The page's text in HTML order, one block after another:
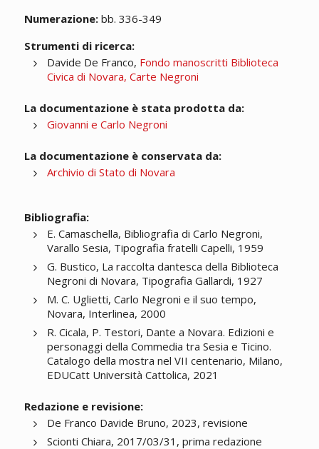
Numerazione:bb. 336-349
Strumenti di ricerca:
Davide De Franco, Fondo manoscritti Biblioteca
Civica di Novara, Carte Negroni
La documentazione è stata prodotta da:
Giovanni e Carlo Negroni
La documentazione è conservata da:
Archivio di Stato di Novara
Bibliografia:
E. Camaschella, Bibliografia di Carlo Negroni,
Varallo Sesia, Tipografia fratelli Capelli, 1959
G. Bustico, La raccolta dantesca della Biblioteca
Negroni di Novara, Tipografia Gallardi, 1927
M. C. Uglietti, Carlo Negroni e il suo tempo,
Novara, Interlinea, 2000
R. Cicala, P. Testori, Dante a Novara. Edizioni e
personaggi della Commedia tra Sesia e Ticino.
Catalogo della mostra nel VII centenario, Milano,
EDUCatt Università Cattolica, 2021
Redazione e revisione:
De Franco Davide Bruno, 2023, revisione
Scionti Chiara, 2017/03/31, prima redazione